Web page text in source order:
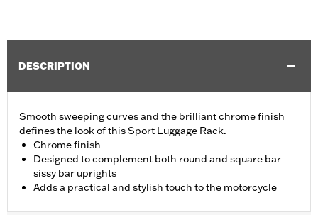
DESCRIPTION
Smooth sweeping curves and the brilliant chrome finish
defines the look of this Sport Luggage Rack.
Chrome finish
Designed to complement both round and square bar
sissy bar uprights
Adds a practical and stylish touch to the motorcycle